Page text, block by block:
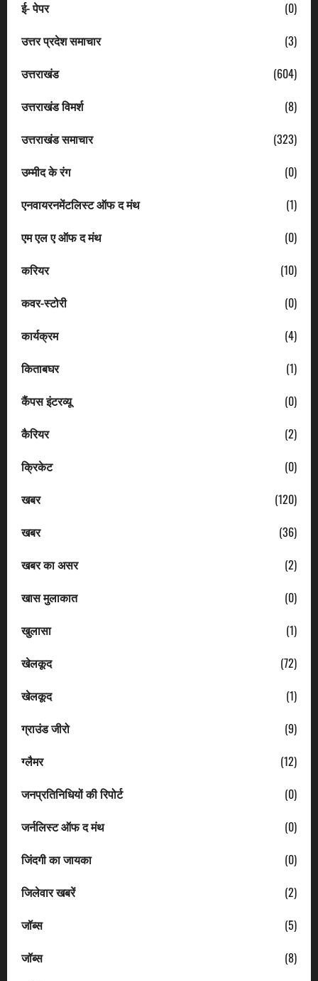
ई- पेपर
(0)
उत्तर प्रदेश समाचार
(3)
उत्तराखंड
(604)
उत्तराखंड विमर्श
(8)
उत्तराखंड समाचार
(323)
उम्मीद के रंग
(0)
एनवायरनमेंटलिस्ट ऑफ द मंथ
(1)
एम एल ए ऑफ द मंथ
(0)
करियर
(10)
कवर-स्टोरी
(0)
कार्यक्रम
(4)
किताबघर
(1)
कैंपस इंटरव्यू
(0)
कैरियर
(2)
क्रिकेट
(0)
खबर
(120)
खबर
(36)
खबर का असर
(2)
खास मुलाकात
(0)
खुलासा
(1)
खेलकूद
(72)
खेलकूद
(1)
ग्राउंड जीरो
(9)
ग्लैमर
(12)
जनप्रतिनिधियों की रिपोर्ट
(0)
जर्नलिस्ट ऑफ द मंथ
(0)
जिंदगी का जायका
(0)
जिलेवार खबरें
(2)
जॉब्स
(5)
जॉब्स
(8)